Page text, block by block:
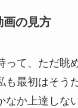
画の見方
って、ただ眺
も最初はそう
なか上達しな